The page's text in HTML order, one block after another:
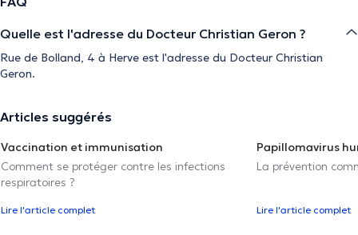
Quelle est l'adresse du Docteur Christian Geron ?
Rue de Bolland, 4 à Herve est l'adresse du Docteur Christian
Geron.
Articles suggérés
Vaccination et immunisation
Comment se protéger contre les infections
respiratoires ?
Lire l'article complet
Papillomavirus
La prévention
Lire l'article complet